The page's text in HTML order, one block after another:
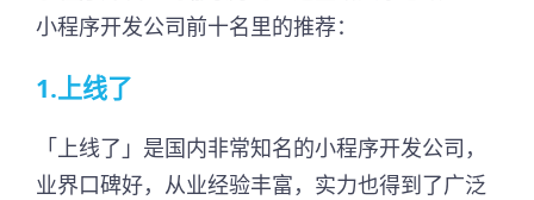
小程序开发公司前十名里的推荐：
1.上线了
「上线了」是国内非常知名的小程序开发公司，
业界口碑好，从业经验丰富，实力也得到了广泛